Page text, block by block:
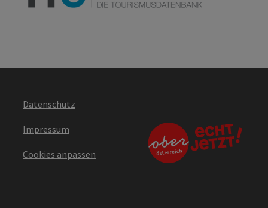
Datenschutz
Impressum
Cookies anpassen